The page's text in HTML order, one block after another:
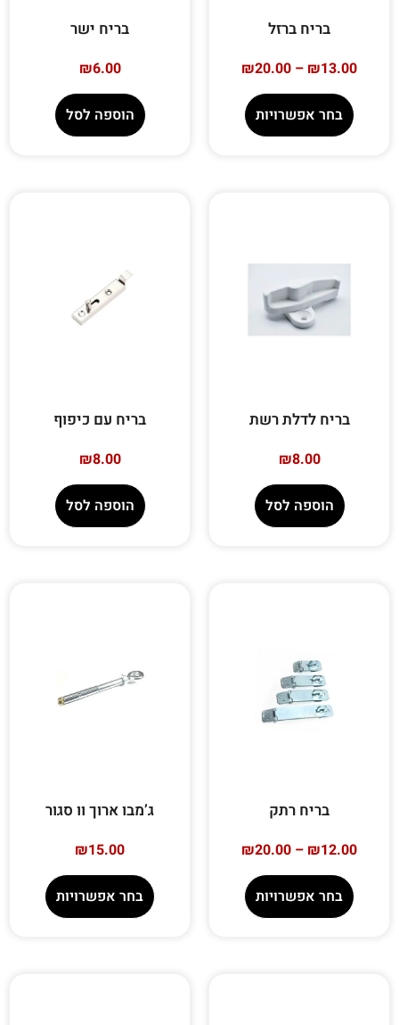
בריח ברזל
₪13.00
–
₪20.00
בחר אפשרויות
בריח ישר
₪6.00
הוספה לסל
בריח לדלת רשת
₪8.00
הוספה לסל
בריח עם כיפוף
₪8.00
הוספה לסל
בריח רתק
₪12.00
–
₪20.00
בחר אפשרויות
ג’מבו ארוך וו סגור
₪15.00
בחר אפשרויות